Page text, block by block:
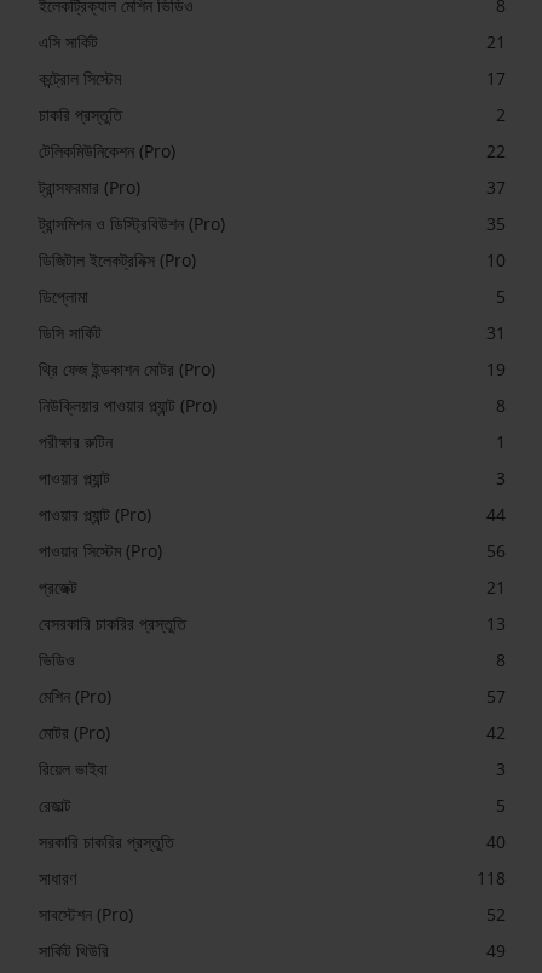
ইলেকট্রিক্যাল মেশিন ভিডিও
8
এসি সার্কিট
21
কন্ট্রোল সিস্টেম
17
চাকরি প্রস্তুতি
2
টেলিকমিউনিকেশন (Pro)
22
ট্রান্সফরমার (Pro)
37
ট্রান্সমিশন ও ডিস্ট্রিবিউশন (Pro)
35
ডিজিটাল ইলেকট্রনিক্স (Pro)
10
ডিপ্লোমা
5
ডিসি সার্কিট
31
থ্রি ফেজ ইন্ডকাশন মোটর (Pro)
19
নিউক্লিয়ার পাওয়ার প্ল্যান্ট (Pro)
8
পরীক্ষার রুটিন
1
পাওয়ার প্ল্যান্ট
3
পাওয়ার প্ল্যান্ট (Pro)
44
পাওয়ার সিস্টেম (Pro)
56
প্রজেক্ট
21
বেসরকারি চাকরির প্রস্তুতি
13
ভিডিও
8
মেশিন (Pro)
57
মোটর (Pro)
42
রিয়েল ভাইবা
3
রেজাল্ট
5
সরকারি চাকরির প্রস্তুতি
40
সাধারণ
118
সাবস্টেশন (Pro)
52
সার্কিট থিউরি
49